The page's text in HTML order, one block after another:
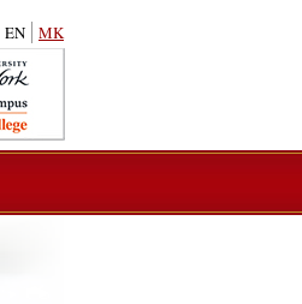
MK
EN